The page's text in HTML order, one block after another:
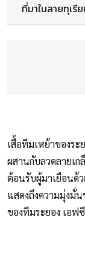
ที่มาในลายทุเรี
เสื้อทีมเหย้าของร
ผสานกับลวดลายเก
ต้อนรับผู้มาเยือนด้
แสดงถึงความมุ่งมั่
ของทีมระยอง เอ